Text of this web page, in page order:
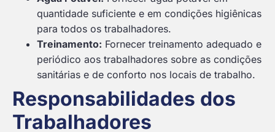
quantidade suficiente e em condições higiênicas
para todos os trabalhadores.
Treinamento: Fornecer treinamento adequado e
periódico aos trabalhadores sobre as condições
sanitárias e de conforto nos locais de trabalho.
Responsabilidades dos
Trabalhadores